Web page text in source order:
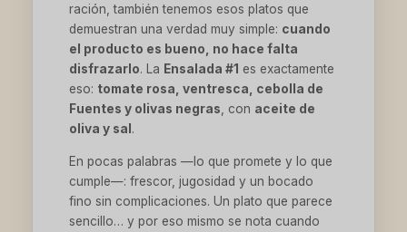
ración, también tenemos esos platos que
demuestran una verdad muy simple: cuando
el producto es bueno, no hace falta
disfrazarlo. La Ensalada #1 es exactamente
eso: tomate rosa, ventresca, cebolla de
Fuentes y olivas negras , con aceite de
oliva y sal .
En pocas palabras —lo que promete y lo que
cumple—: frescor, jugosidad y un bocado
fino sin complicaciones. Un plato que parece
sencillo… y por eso mismo se nota cuando